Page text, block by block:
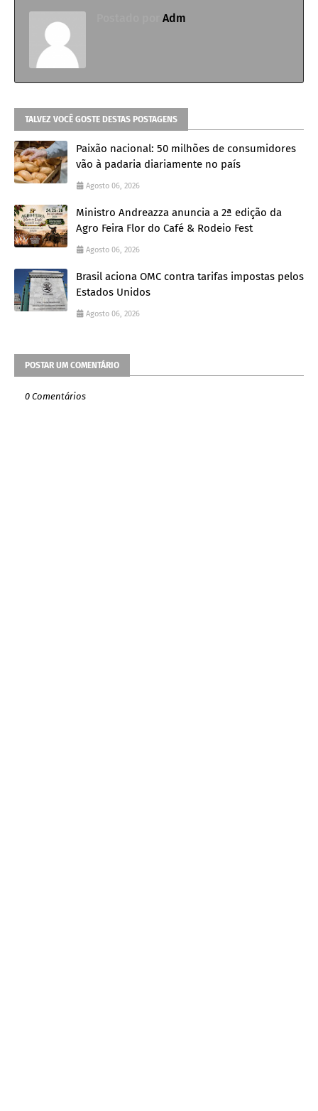
Adm
TALVEZ VOCÊ GOSTE DESTAS POSTAGENS
Paixão nacional: 50 milhões de consumidores
vão à padaria diariamente no país
Agosto 06, 2026
Ministro Andreazza anuncia a 2ª edição da
Agro Feira Flor do Café & Rodeio Fest
Agosto 06, 2026
Brasil aciona OMC contra tarifas impostas pelos
Estados Unidos
Agosto 06, 2026
POSTAR UM COMENTÁRIO
0 Comentários